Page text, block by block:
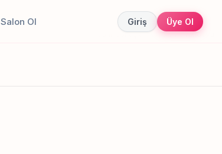
Salon Ol Giriş Üye Ol
Canlı sonuçlar Online randevu